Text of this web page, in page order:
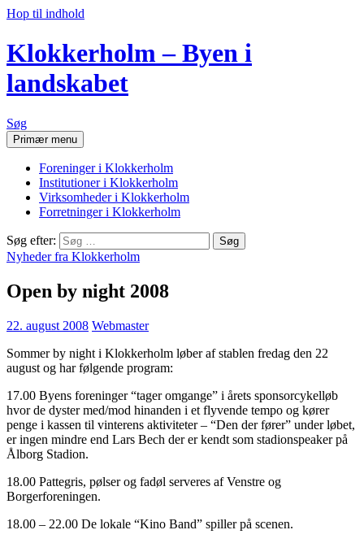
Hop til indhold
Klokkerholm – Byen i
landskabet
Søg
Primær menu
Foreninger i Klokkerholm
Institutioner i Klokkerholm
Virksomheder i Klokkerholm
Forretninger i Klokkerholm
Søg efter:
Nyheder fra Klokkerholm
Open by night 2008
22. august 2008 Webmaster
Sommer by night i Klokkerholm løber af stablen fredag den 22
august og har følgende program:
17.00 Byens foreninger “tager omgange” i årets sponsorcykelløb
hvor de dyster med/mod hinanden i et flyvende tempo og kører
penge i kassen til vinterens aktiviteter – “Den der fører” under løbet,
er ingen mindre end Lars Bech der er kendt som stadionspeaker på
Ålborg Stadion.
18.00 Pattegris, pølser og fadøl serveres af Venstre og
Borgerforeningen.
18.00 – 22.00 De lokale “Kino Band” spiller på scenen.